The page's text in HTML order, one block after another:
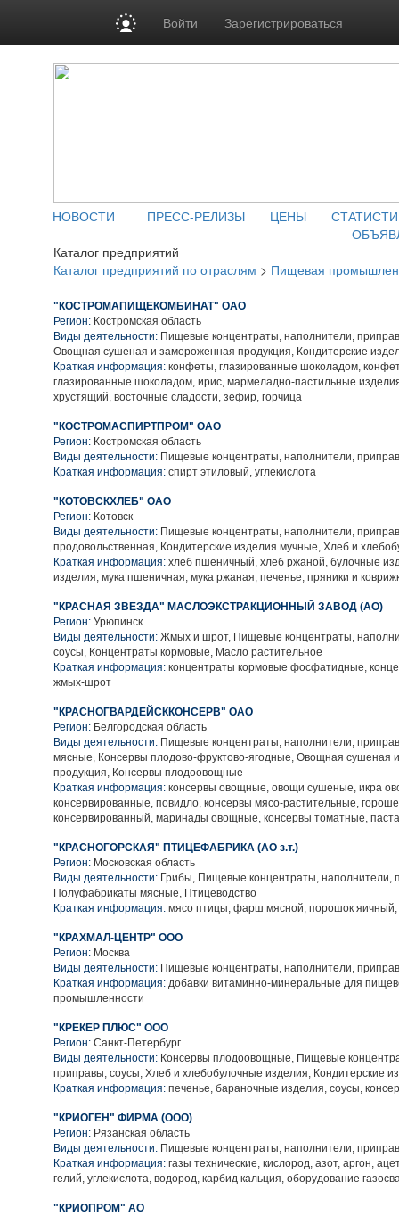
Войти Зарегистрироваться
НОВОСТИ ПРЕСС-РЕЛИЗЫ ЦЕНЫ
Каталог предприятий
Каталог предприятий по отраслям > Пищевая
"КОСТРОМАПИЩЕКОМБИНАТ" ОАО
Регион: Костромская область
Виды деятельности: Пищевые концентраты, наполнители,
Овощная сушеная и замороженная продукция, Кондитерские
Краткая информация: конфеты, глазированные шоколадом,
глазированные шоколадом, ирис, мармеладно-пастильные
хрустящий, восточные сладости, зефир, горчица
"КОСТРОМАСПИРТПРОМ" ОАО
Регион: Костромская область
Виды деятельности: Пищевые концентраты, наполнители,
Краткая информация: спирт этиловый, углекислота
"КОТОВСКХЛЕБ" ОАО
Регион: Котовск
Виды деятельности: Пищевые концентраты, наполнители,
продовольственная, Кондитерские изделия мучные, Хлеб и
Краткая информация: хлеб пшеничный, хлеб ржаной, булочные
изделия, мука пшеничная, мука ржаная, печенье, пряники и
"КРАСНАЯ ЗВЕЗДА" МАСЛОЭКСТРАКЦИОННЫЙ ЗАВОД (АО)
Регион: Урюпинск
Виды деятельности: Жмых и шрот, Пищевые концентраты,
соусы, Концентраты кормовые, Масло растительное
Краткая информация: концентраты кормовые фосфатидные,
жмых-шрот
"КРАСНОГВАРДЕЙСККОНСЕРВ" ОАО
Регион: Белгородская область
Виды деятельности: Пищевые концентраты, наполнители,
мясные, Консервы плодово-фруктово-ягодные, Овощная сушеная
продукция, Консервы плодоовощные
Краткая информация: консервы овощные, овощи сушеные, икра
консервированные, повидло, консервы мясо-растительные,
консервированный, маринады овощные, консервы томатные,
"КРАСНОГОРСКАЯ" ПТИЦЕФАБРИКА (АО з.т.)
Регион: Московская область
Виды деятельности: Грибы, Пищевые концентраты, наполнители,
Полуфабрикаты мясные, Птицеводство
Краткая информация: мясо птицы, фарш мясной, порошок яичный,
"КРАХМАЛ-ЦЕНТР" ООО
Регион: Москва
Виды деятельности: Пищевые концентраты, наполнители,
Краткая информация: добавки витаминно-минеральные для
промышленности
"КРЕКЕР ПЛЮС" ООО
Регион: Санкт-Петербург
Виды деятельности: Консервы плодоовощные, Пищевые
приправы, соусы, Хлеб и хлебобулочные изделия, Кондитерские
Краткая информация: печенье, бараночные изделия, соусы,
"КРИОГЕН" ФИРМА (ООО)
Регион: Рязанская область
Виды деятельности: Пищевые концентраты, наполнители,
Краткая информация: газы технические, кислород, азот, аргон,
гелий, углекислота, водород, карбид кальция, оборудование
"КРИОПРОМ" АО